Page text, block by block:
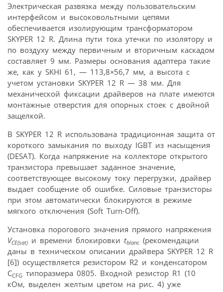
Электрическая развязка между пользовательским
интерфейсом и высоковольтными цепями
обеспечивается изолирующим трансформатором
SKYPER 12 R. Длина пути тока утечки по изолятору и
по воздуху между первичным и вторичным каскадом
составляет 9 мм. Размеры основания адаптера такие
же, как у SKHI 61, — 113,8×56,7 мм, а высота с
учетом установки SKYPER 12 R — 38 мм. Для
механической фиксации драйверов на плате имеются
монтажные отверстия для опорных стоек с двойной
защелкой.
В SKYPER 12 R использована традиционная защита от
короткого замыкания по выходу IGBT из насыщения
(DESAT). Когда напряжение на коллекторе открытого
транзистора превышает заданное значение,
соответствующее высокому току перегрузки, драйвер
выдает сообщение об ошибке. Силовые транзисторы
при этом автоматически блокируются в режиме
мягкого отключения (Soft Turn-Off).
Установка порогового значения прямого напряжения
VCE(sat) и времени блокировки tblanc (рекомендации
даны в техническом описании драйвера SKYPER 12 R
[6]) осуществляется резистором R2 и конденсатором
CCFG типоразмера 0805. Входной резистор R1 (10
кОм, выделен желтым цветом на рис. 4) уже